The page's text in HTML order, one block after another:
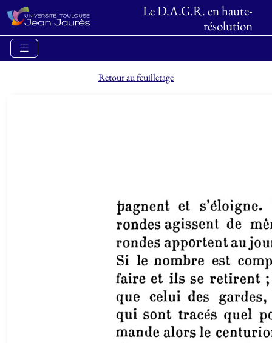
Le D.A.G.R. en haute-
résolution
Retour au feuilletage